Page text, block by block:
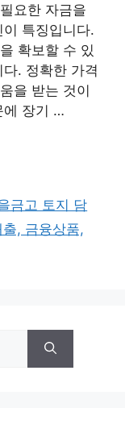
요한 자금을
특징입니다.
확보할 수 있
. 정확한 가격
을 받는 것이
에 장기 …
금고 토지 담
, 금융상품,